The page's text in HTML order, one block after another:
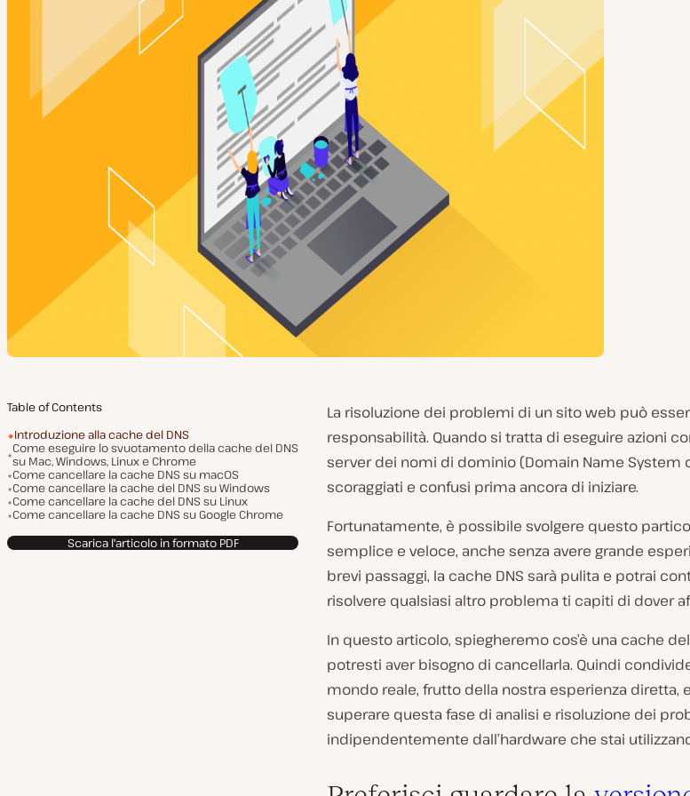
Table of Contents
Introduzione alla cache del DNS
Come eseguire lo svuotamento della cache del DNS
su Mac, Windows, Linux e Chrome
Come cancellare la cache DNS su macOS
Come cancellare la cache del DNS su Windows
Come cancellare la cache del DNS su Linux
Come cancellare la cache DNS su Google Chrome
Scarica l'articolo in formato PDF
La risoluzione dei problemi di un sito web può
responsabilità. Quando si tratta di eseguire azioni
server dei nomi di dominio (Domain Name System
scoraggiati e confusi prima ancora di iniziare.
Fortunatamente, è possibile svolgere questo
semplice e veloce, anche senza avere grande
brevi passaggi, la cache DNS sarà pulita e potrai
risolvere qualsiasi altro problema ti capiti di dover
In questo articolo, spiegheremo cos’è una cache
potresti aver bisogno di cancellarla. Quindi
mondo reale, frutto della nostra esperienza diretta,
superare questa fase di analisi e risoluzione dei
indipendentemente dall’hardware che stai